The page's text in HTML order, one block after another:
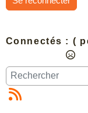
Connectés : (